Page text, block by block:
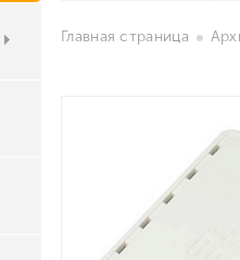
Главная страница